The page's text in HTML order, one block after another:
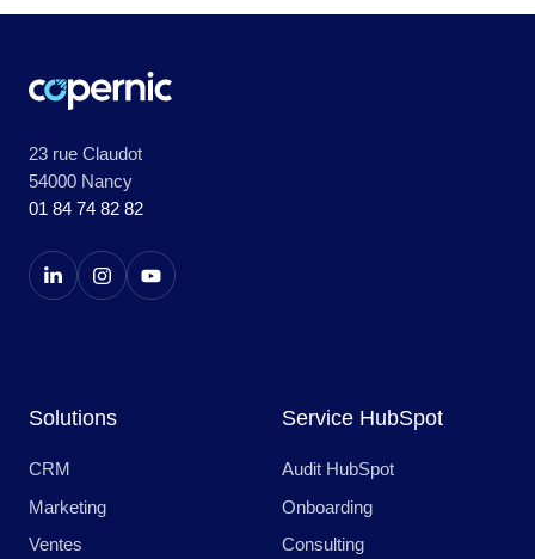
23 rue Claudot
54000 Nancy
01 84 74 82 82
Solutions
CRM
Marketing
Ventes
Service HubSpot
Audit HubSpot
Onboarding
Consulting